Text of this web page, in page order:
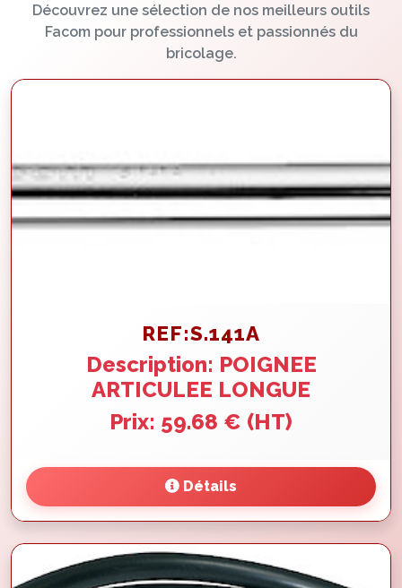
Découvrez une sélection de nos meilleurs outils
Facom pour professionnels et passionnés du
bricolage.
REF:S.141A
Description: POIGNEE
ARTICULEE LONGUE
Prix: 59.68 € (HT)
Détails